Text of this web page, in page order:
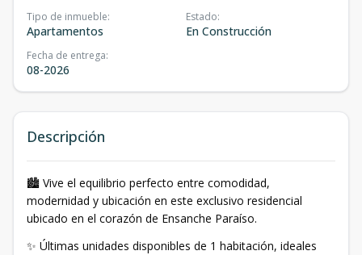
Tipo de inmueble:
Apartamentos
Estado:
En Construcción
Fecha de entrega:
08-2026
Descripción
🏙️ Vive el equilibrio perfecto entre comodidad,
modernidad y ubicación en este exclusivo residencial
ubicado en el corazón de Ensanche Paraíso.
✨ Últimas unidades disponibles de 1 habitación, ideales